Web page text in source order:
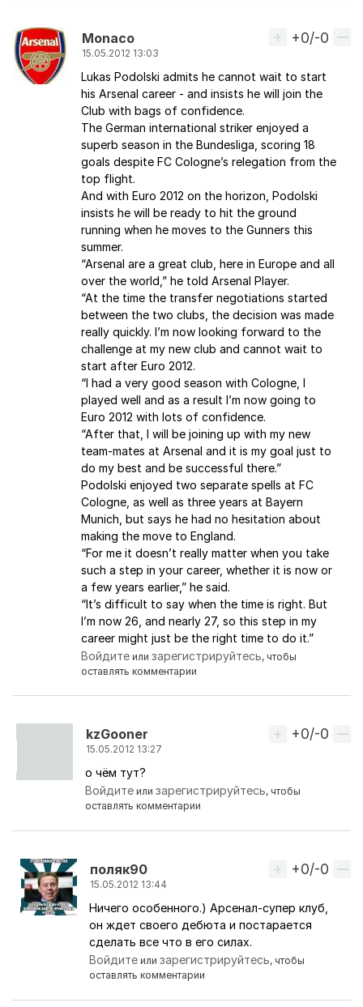
Monaco
15.05.2012 13:03
Вверх
+0/-0
Lukas Podolski admits he cannot wait to start
his Arsenal career - and insists he will join the
Club with bags of confidence.
The German international striker enjoyed a
superb season in the Bundesliga, scoring 18
goals despite FC Cologne’s relegation from the
top flight.
And with Euro 2012 on the horizon, Podolski
insists he will be ready to hit the ground
running when he moves to the Gunners this
summer.
“Arsenal are a great club, here in Europe and all
over the world,” he told Arsenal Player.
“At the time the transfer negotiations started
between the two clubs, the decision was made
really quickly. I’m now looking forward to the
challenge at my new club and cannot wait to
start after Euro 2012.
“I had a very good season with Cologne, I
played well and as a result I’m now going to
Euro 2012 with lots of confidence.
“After that, I will be joining up with my new
team-mates at Arsenal and it is my goal just to
do my best and be successful there.”
Podolski enjoyed two separate spells at FC
Cologne, as well as three years at Bayern
Munich, but says he had no hesitation about
making the move to England.
“For me it doesn’t really matter when you take
such a step in your career, whether it is now or
a few years earlier,” he said.
“It’s difficult to say when the time is right. But
I’m now 26, and nearly 27, so this step in my
career might just be the right time to do it.”
Войдите илизарегистрируйтесь, чтобы
оставлять комментарии
kzGooner
15.05.2012 13:27
Ответ на комментарий пользователяMonaco
Вверх
+0/-0
о чём тут?
Войдите илизарегистрируйтесь, чтобы
оставлять комментарии
поляк90
15.05.2012 13:44
Ответ на комментарий пользователяkzGooner
Вверх
+0/-0
Ничего особенного.) Арсенал-супер клуб,
он ждет своего дебюта и постарается
сделать все что в его силах.
Войдите илизарегистрируйтесь, чтобы
оставлять комментарии